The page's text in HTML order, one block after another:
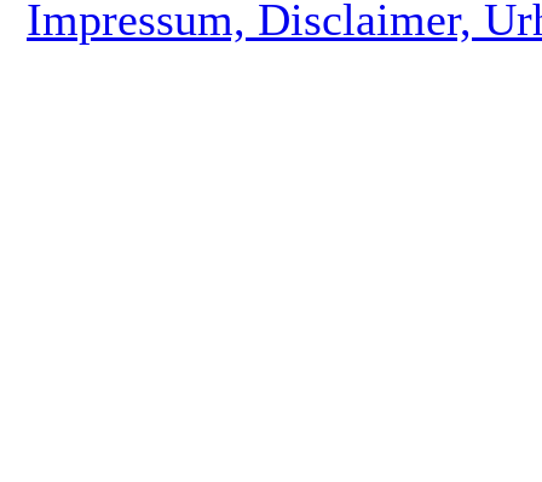
Impressum, Disclaimer,